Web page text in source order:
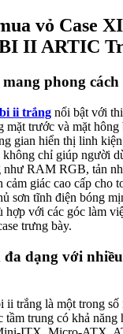
vỏ Case
II ARTIC
phong cách
ii trắng nổi bật với
mặt trước và mặt
gian hiển thị linh
không chỉ giúp người
như RAM RGB, tản
cảm giác cao cấp cho
sơn tĩnh điện bóng
hợp với các góc làm
trưng bày.
dạng với
ii trắng là một trong số
tầm trung có khả năng